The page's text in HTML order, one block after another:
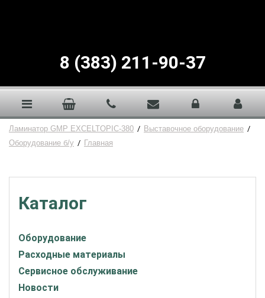
8 (383) 211-90-37
Ламинатор GMP EXCELTOPIC-380 / Выставочное оборудование /
Оборудование б/у / Главная
Каталог
Оборудование
Расходные материалы
Сервисное обслуживание
Новости